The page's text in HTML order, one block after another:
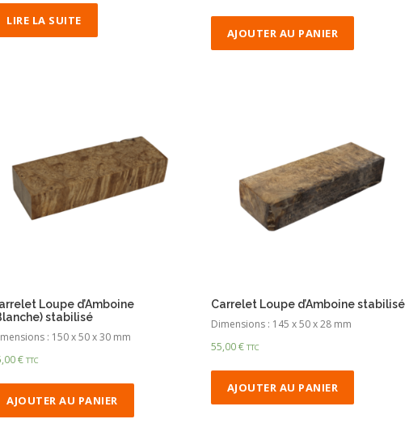
LIRE LA SUITE
AJOUTER AU PANIER
Loupe d’Amboine
stabilisé
: 150 x 50 x 30 mm
€ TTC
AJOUTER AU PANIER
Carrelet Loupe d’Amboine stabilisé
Dimensions : 145 x 50 x 28 mm
55,00€ TTC
AJOUTER AU PANIER